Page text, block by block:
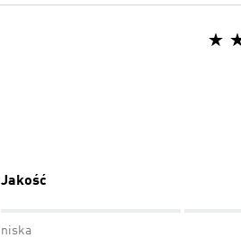
Jakość
niska